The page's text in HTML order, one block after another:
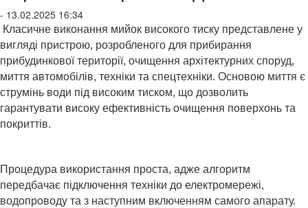
- 13.02.2025 16:34
Класичне виконання мийок високого тиску представлене у
вигляді пристрою, розробленого для прибирання
прибудинкової території, очищення архітектурних споруд,
миття автомобілів, техніки та спецтехніки. Основою миття є
струмінь води під високим тиском, що дозволить
гарантувати високу ефективність очищення поверхонь та
покриттів.
Процедура використання проста, адже алгоритм
передбачає підключення техніки до електромережі,
водопроводу та з наступним включенням самого апарату.